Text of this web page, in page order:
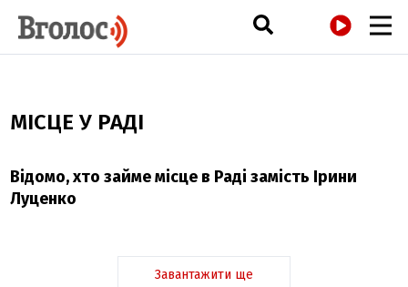
МІСЦЕ У РАДІ
Відомо, хто займе місце в Раді замість Ірини
Луценко
Завантажити ще